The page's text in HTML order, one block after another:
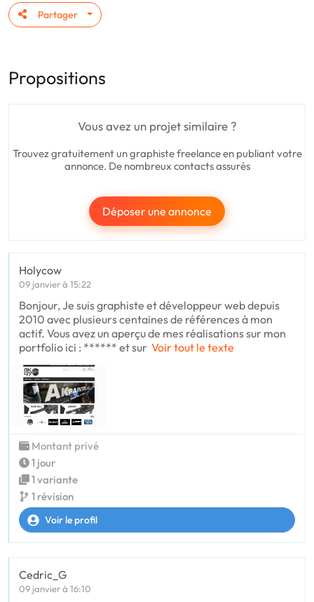
Partager
Propositions
Vous avez un projet similaire ?
Trouvez gratuitement un graphiste freelance en publiant votre
annonce. De nombreux contacts assurés
Déposer une annonce
Holycow
09 janvier à 15:22
Bonjour, Je suis graphiste et développeur web depuis
2010 avec plusieurs centaines de références à mon
actif. Vous avez un aperçu de mes réalisations sur mon
portfolio ici : ****** et sur Voir tout le texte
Montant privé
1 jour
1 variante
1 révision
Voir le profil
Cedric_G
09 janvier à 16:10